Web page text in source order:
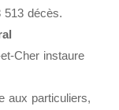
513 décès.
Cher instaure
aux particuliers,